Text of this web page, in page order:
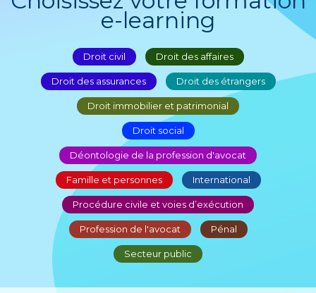
e-learning
Droit civil Droit des affaires
Droit des assurances Droit des étrangers
Droit immobilier et patrimonial
Droit social
Déontologie de la profession d'avocat
Famille et personnes International
Procédure civile et voies d’exécution
Profession de l'avocat Pénal
Secteur public